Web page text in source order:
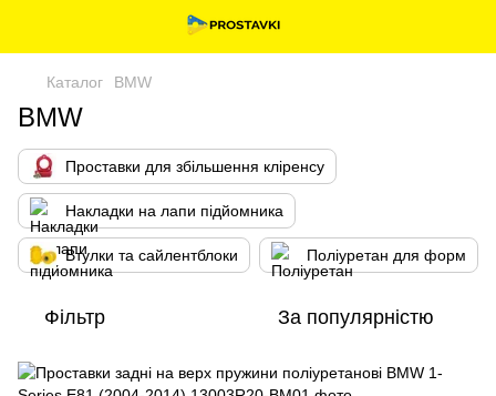
Каталог BMW
BMW
Проставки для збільшення кліренсу
Накладки на лапи підйомника
Втулки та сайлентблоки Поліуретан для форм
Фільтр За популярністю